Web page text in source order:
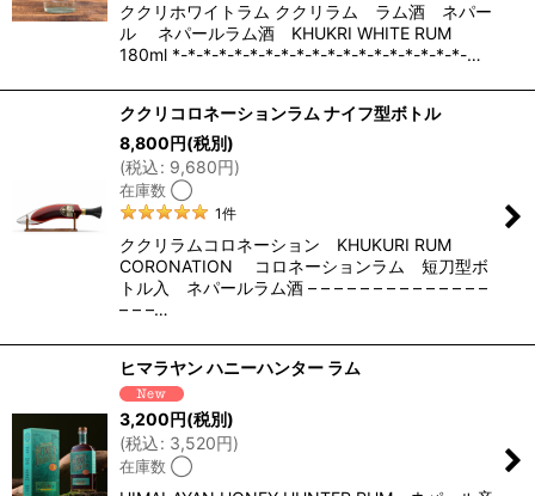
ククリホワイトラム ククリラム ラム酒 ネパー
ル ネパールラム酒 KHUKRI WHITE RUM
180ml *-*-*-*-*-*-*-*-*-*-*-*-*-*-*-*-*-*-*-…
ククリコロネーションラム ナイフ型ボトル
8,800円(税別)
(税込: 9,680円)
在庫数 ◯
1件
ククリラムコロネーション KHUKURI RUM
CORONATION コロネーションラム 短刀型ボ
トル入 ネパールラム酒 – – – – – – – – – – – – – –
– – –…
ヒマラヤン ハニーハンター ラム
3,200円(税別)
(税込: 3,520円)
在庫数 ◯